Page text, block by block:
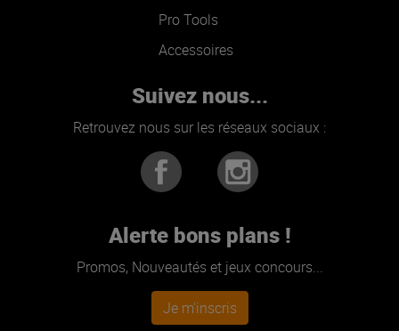
Pro Tools
Accessoires
Suivez nous...
Retrouvez nous sur les réseaux sociaux :
Alerte bons plans !
Promos, Nouveautés et jeux concours...
Je m'inscris